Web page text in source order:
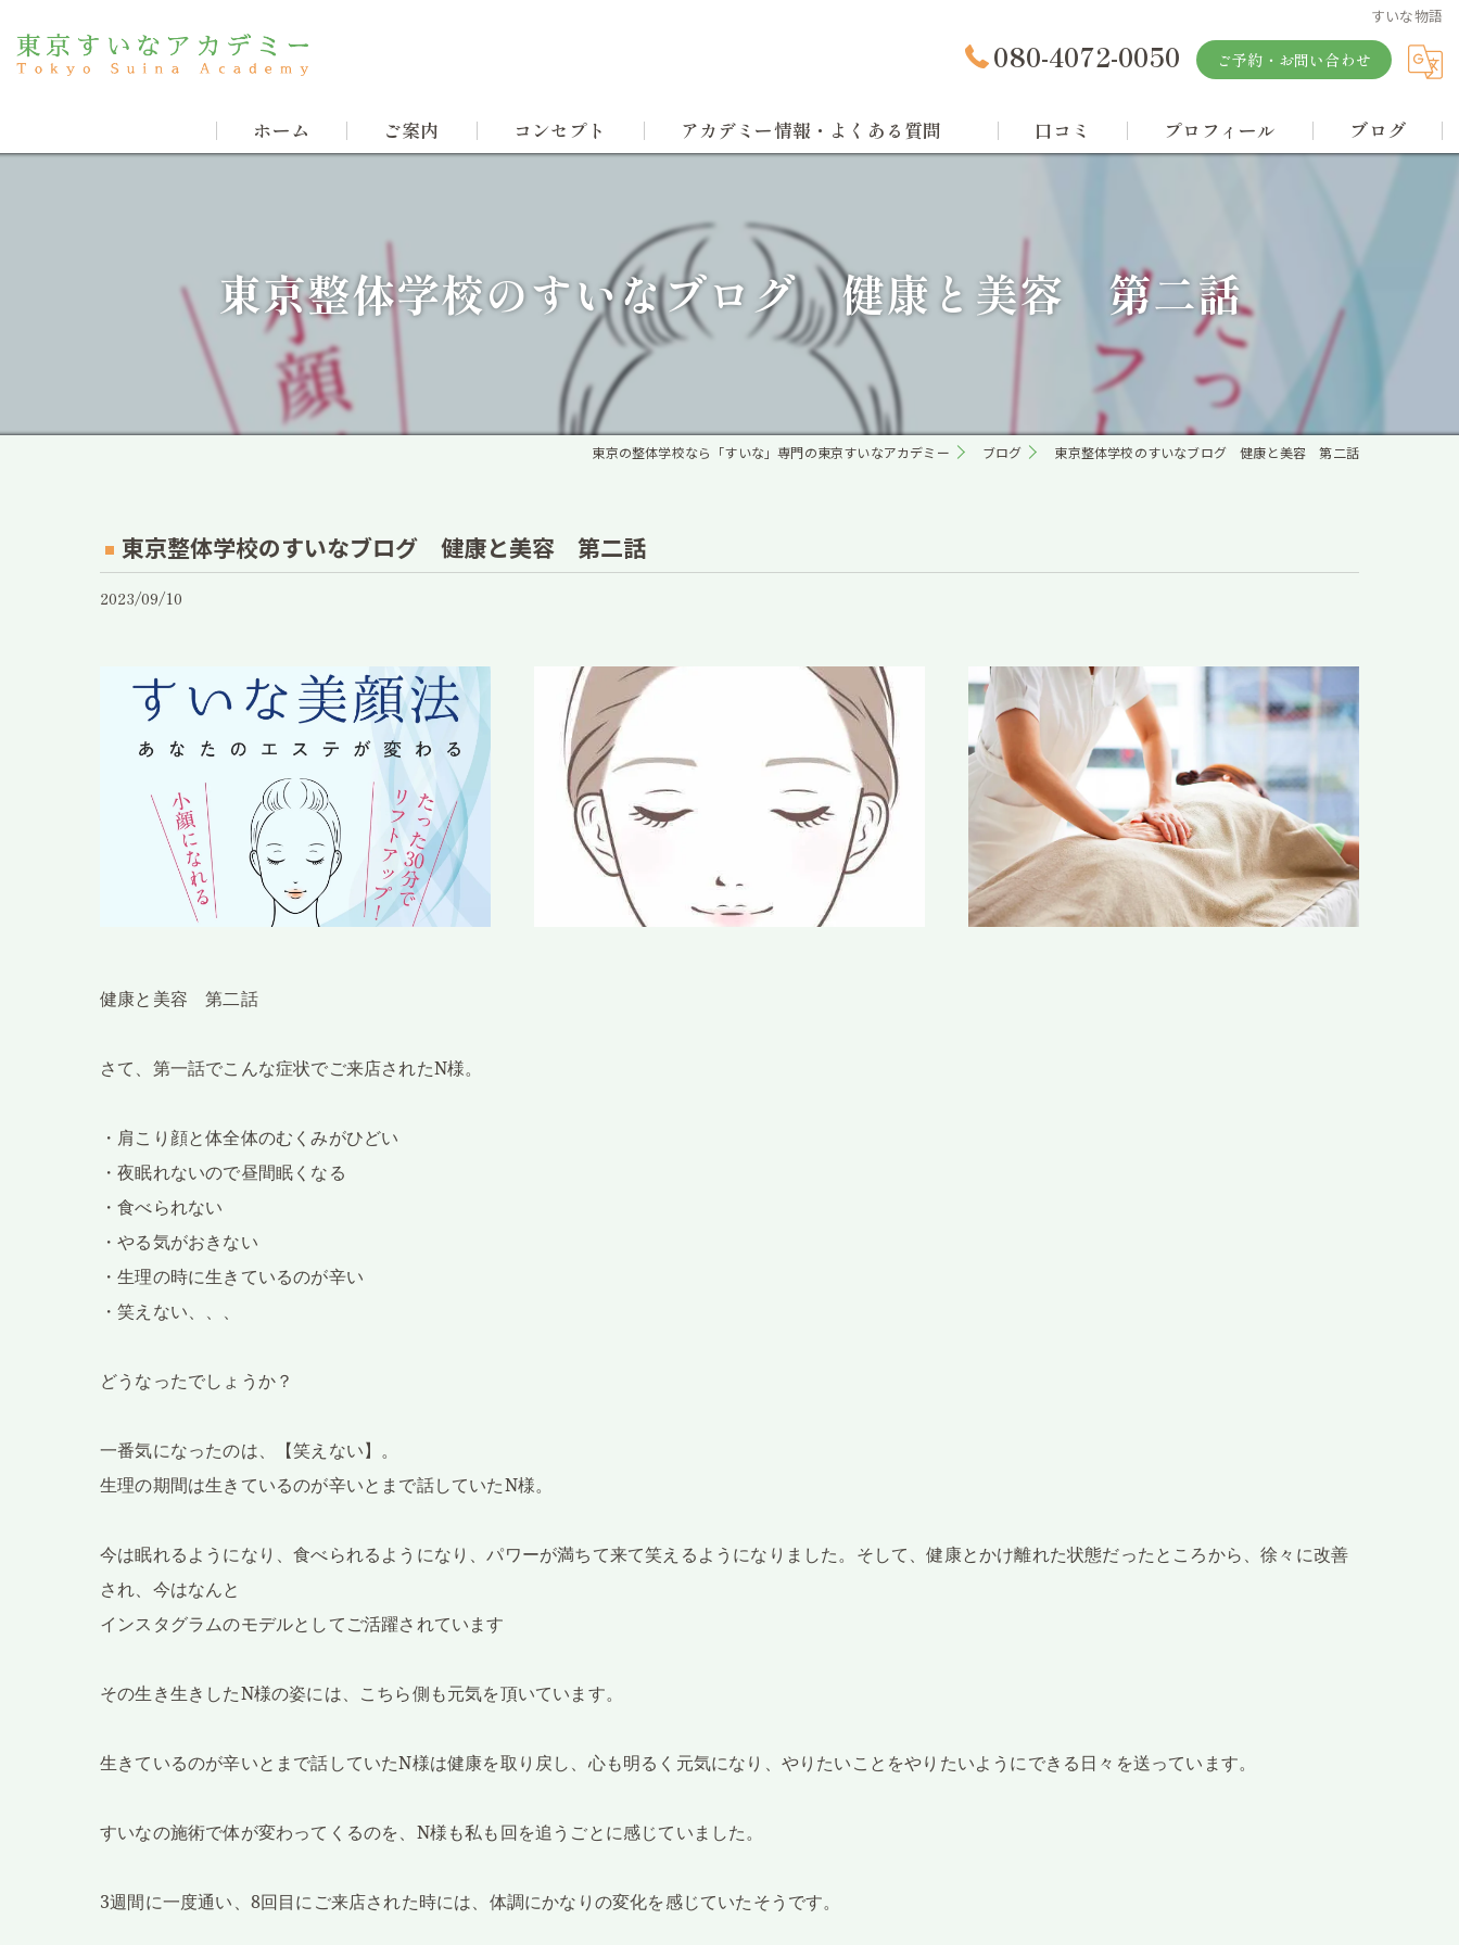
すいな物語
080-4072-0050 ご予約・お問い合わせ
ホーム ご案内 コンセプト
学校
東洋医学
アカデミー情報・よくある質問 口コミ プロフィール ブログ
東京整体学校のすいなブログ 健康と美容 第二話
東京の整体学校なら「すいな」専門の東京すいなアカデミー ブログ 東京整体学校のすいなブログ 健康と美容 第二話
東京整体学校のすいなブログ 健康と美容 第二話
2023/09/10
健康と美容 第二話
さて、第一話でこんな症状でご来店されたN様。
・肩こり顔と体全体のむくみがひどい
・夜眠れないので昼間眠くなる
・食べられない
・やる気がおきない
・生理の時に生きているのが辛い
・笑えない、、、
どうなったでしょうか？
一番気になったのは、【笑えない】。
生理の期間は生きているのが辛いとまで話していたN様。
今は眠れるようになり、食べられるようになり、パワーが満ちて来て笑えるようになりました。そして、健康とかけ離れた状態だったところから、徐々に改善
され、今はなんと
インスタグラムのモデルとしてご活躍されています
その生き生きしたN様の姿には、こちら側も元気を頂いています。
生きているのが辛いとまで話していたN様は健康を取り戻し、心も明るく元気になり、やりたいことをやりたいようにできる日々を送っています。
すいなの施術で体が変わってくるのを、N様も私も回を追うごとに感じていました。
3週間に一度通い、8回目にご来店された時には、体調にかなりの変化を感じていたそうです。